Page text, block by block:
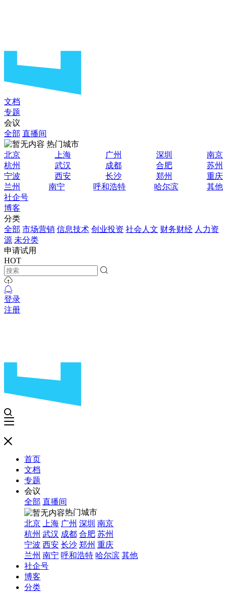
文档
专题
会议
全部 直播间
热门城市
北京
上海 广州 深圳
南京
杭州
武汉 成都 合肥
苏州
宁波
西安 长沙 郑州
重庆
兰州
南宁 呼和浩特 哈尔滨
其他
社企号
博客
分类
全部 市场营销 信息技术 创业投资 社会人文 财务财经 人力资
源 未分类
申请试用
HOT
登录
注册
首页
文档
专题
会议
全部 直播间
热门城市
北京
上海 广州 深圳 南京
杭州 武汉 成都 合肥 苏州
宁波 西安 长沙 郑州 重庆
兰州 南宁 呼和浩特 哈尔滨 其他
社企号
博客
分类